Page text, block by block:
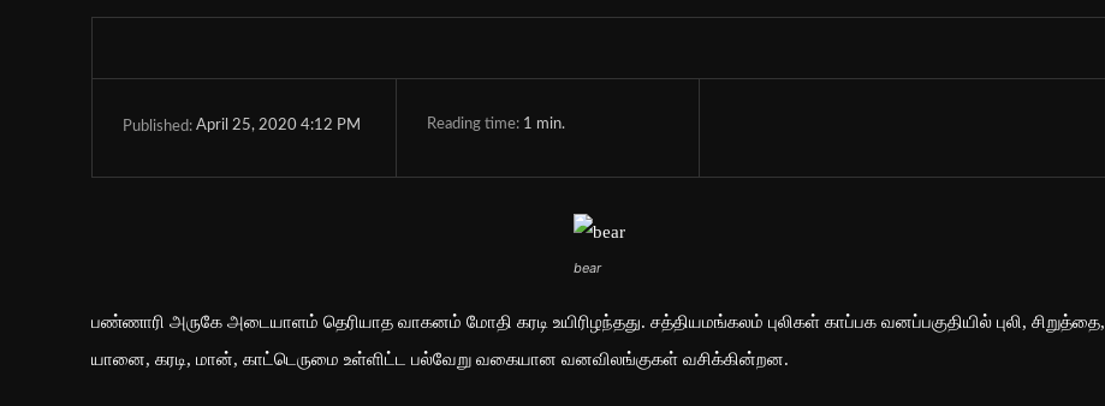
Published: April 25, 2020 4:12 PM Reading time: 1 min.
bear
பண்ணாரி அருகே அடையாளம் தெரியாத வாகனம் மோதி கரடி உயிரிழந்தது. சத்தியமங்கலம் புலிகள் காப்பக வனப்பகுதியில் புலி, சிறுத்தை,
யானை, கரடி, மான், காட்டெருமை உள்ளிட்ட பல்வேறு வகையான வனவிலங்குகள் வசிக்கின்றன.